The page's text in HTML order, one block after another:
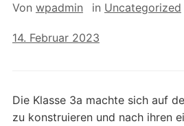
Von wpadmin in Uncategorized
14. Februar 2023
Die Klasse 3a machte sich auf
zu konstruieren und nach ihren